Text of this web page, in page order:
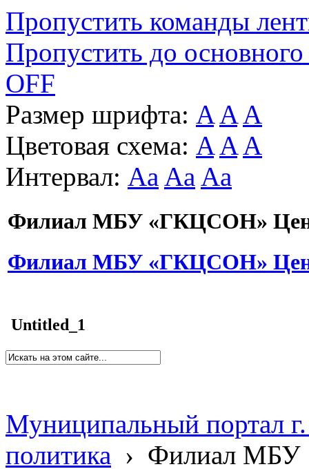
Пропустить команды
Пропустить до основного
OFF
Размер шрифта: A A A
Цветовая схема: A A A
Интервал: Aa Aa Aa
Филиал МБУ «ГКЦСОН»
Филиал МБУ «ГКЦСОН»
Untitled_1
Муниципальный портал
политика › Филиал МБУ